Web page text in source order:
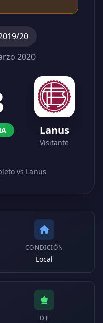
20
2020
Lanus
Visitante
vs Lanus
CONDICIÓN
Local
DT